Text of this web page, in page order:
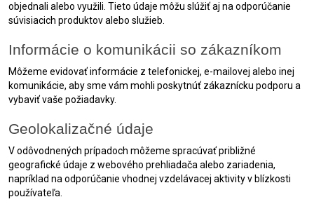
objednali alebo využili. Tieto údaje môžu slúžiť aj na odporúčanie
súvisiacich produktov alebo služieb.
Informácie o komunikácii so zákazníkom
Môžeme evidovať informácie z telefonickej, e-mailovej alebo inej
komunikácie, aby sme vám mohli poskytnúť zákaznícku podporu a
vybaviť vaše požiadavky.
Geolokalizačné údaje
V odôvodnených prípadoch môžeme spracúvať približné
geografické údaje z webového prehliadača alebo zariadenia,
napríklad na odporúčanie vhodnej vzdelávacej aktivity v blízkosti
používateľa.